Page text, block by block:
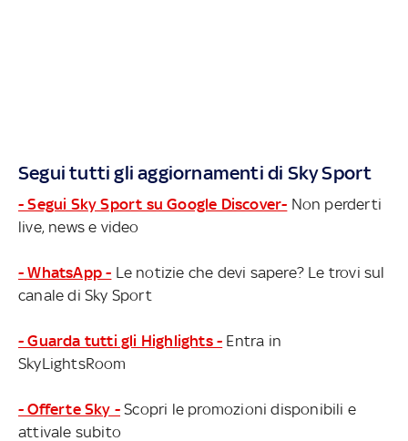
Segui tutti gli aggiornamenti di Sky Sport
- Segui Sky Sport su Google Discover- Non perderti
live, news e video
- WhatsApp - Le notizie che devi sapere? Le trovi sul
canale di Sky Sport
- Guarda tutti gli Highlights - Entra in
SkyLightsRoom
- Offerte Sky - Scopri le promozioni disponibili e
attivale subito